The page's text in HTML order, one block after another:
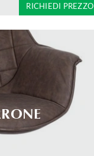
RICHIEDI PREZZO